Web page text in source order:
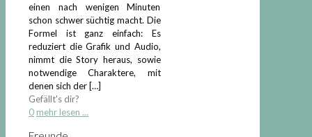
einen nach wenigen Minuten
schon schwer süchtig macht. Die
Formel ist ganz einfach: Es
reduziert die Grafik und Audio,
nimmt die Story heraus, sowie
notwendige Charaktere, mit
denen sich der[…]
Gefällt's dir?
0 mehr lesen ...